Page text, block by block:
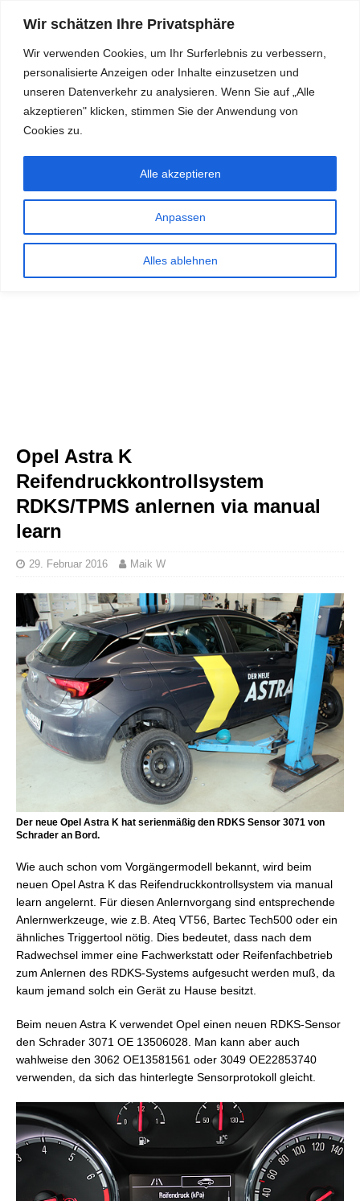
Wir schätzen Ihre Privatsphäre
Wir verwenden Cookies, um Ihr Surferlebnis zu verbessern,
personalisierte Anzeigen oder Inhalte einzusetzen und
unseren Datenverkehr zu analysieren. Wenn Sie auf „Alle
akzeptieren" klicken, stimmen Sie der Anwendung von
Cookies zu.
Anpassen
Alles ablehnen
Alle akzeptieren
RDKS.EXPERT
TESTS, EXPERTEN-TIPPS RUND UM DAS THEMA RDKS UND
Opel Astra K
Reifendruckkontrollsystem
RDKS/TPMS anlernen via manual
learn
29. Februar 2016 Maik W
Der neue Opel Astra K hat serienmäßig den RDKS Sensor 3071 von
Schrader an Bord.
Wie auch schon vom Vorgängermodell bekannt, wird beim
neuen Opel Astra K das Reifendruckkontrollsystem via manual
learn angelernt. Für diesen Anlernvorgang sind entsprechende
Anlernwerkzeuge, wie z.B. Ateq VT56, Bartec Tech500 oder ein
ähnliches Triggertool nötig. Dies bedeutet, dass nach dem
Radwechsel immer eine Fachwerkstatt oder Reifenfachbetrieb
zum Anlernen des RDKS-Systems aufgesucht werden muß, da
kaum jemand solch ein Gerät zu Hause besitzt.
Beim neuen Astra K verwendet Opel einen neuen RDKS-Sensor
den Schrader 3071 OE 13506028. Man kann aber auch
wahlweise den 3062 OE13581561 oder 3049 OE22853740
verwenden, da sich das hinterlegte Sensorprotokoll gleicht.